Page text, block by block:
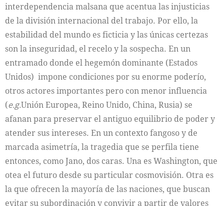
interdependencia malsana que acentua las injusticias
de la división internacional del trabajo. Por ello, la
estabilidad del mundo es ficticia y las únicas certezas
son la inseguridad, el recelo y la sospecha. En un
entramado donde el hegemón dominante (Estados
Unidos) impone condiciones por su enorme poderío,
otros actores importantes pero con menor influencia
(e.g.Unión Europea, Reino Unido, China, Rusia) se
afanan para preservar el antiguo equilibrio de poder y
atender sus intereses. En un contexto fangoso y de
marcada asimetría, la tragedia que se perfila tiene
entonces, como Jano, dos caras. Una es Washington, que
otea el futuro desde su particular cosmovisión. Otra es
la que ofrecen la mayoría de las naciones, que buscan
evitar su subordinación y convivir a partir de valores